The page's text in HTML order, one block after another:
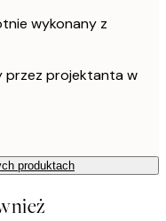
wykonany z
przez projektanta w
produktach